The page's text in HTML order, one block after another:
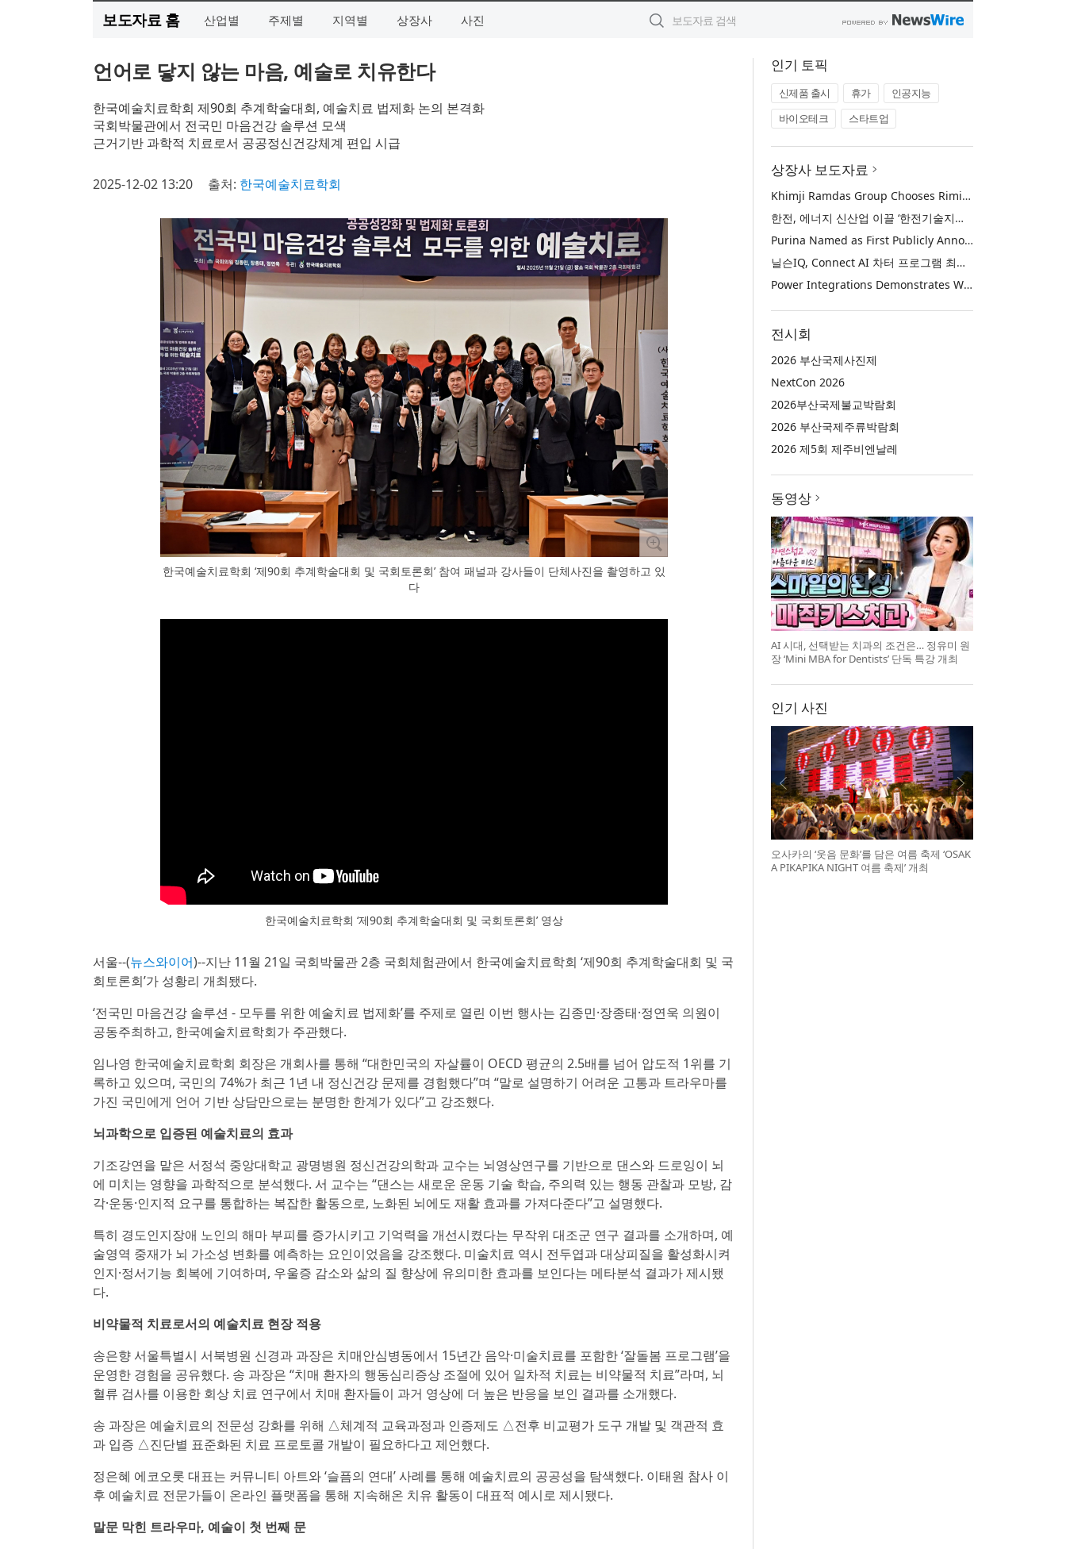
보도자료 홈 산업별 주제별 지역별 상장사 사진
언어로 닿지 않는 마음, 예술로 치유한다
한국예술치료학회 제90회 추계학술대회, 예술치료 법제화 논의 본격화
국회박물관에서 전국민 마음건강 솔루션 모색
근거기반 과학적 치료로서 공공정신건강체계 편입 시급
2025-12-02 13:20 출처: 한국예술치료학회
한국예술치료학회 ‘제90회 추계학술대회 및 국회토론회’ 참여 패널과 강사들이 단체사진을 촬영하고 있
다
한국예술치료학회 ‘제90회 추계학술대회 및 국회토론회’ 영상
서울--(뉴스와이어)--지난 11월 21일 국회박물관 2층 국회체험관에서 한국예술치료학회 ‘제90회 추계학술대회 및 국
회토론회’가 성황리 개최됐다.
‘전국민 마음건강 솔루션 - 모두를 위한 예술치료 법제화’를 주제로 열린 이번 행사는 김종민·장종태·정연욱 의원이
공동주최하고, 한국예술치료학회가 주관했다.
임나영 한국예술치료학회 회장은 개회사를 통해 “대한민국의 자살률이 OECD 평균의 2.5배를 넘어 압도적 1위를 기
록하고 있으며, 국민의 74%가 최근 1년 내 정신건강 문제를 경험했다”며 “말로 설명하기 어려운 고통과 트라우마를
가진 국민에게 언어 기반 상담만으로는 분명한 한계가 있다”고 강조했다.
뇌과학으로 입증된 예술치료의 효과
기조강연을 맡은 서정석 중앙대학교 광명병원 정신건강의학과 교수는 뇌영상연구를 기반으로 댄스와 드로잉이 뇌
에 미치는 영향을 과학적으로 분석했다. 서 교수는 “댄스는 새로운 운동 기술 학습, 주의력 있는 행동 관찰과 모방, 감
각·운동·인지적 요구를 통합하는 복잡한 활동으로, 노화된 뇌에도 재활 효과를 가져다준다”고 설명했다.
특히 경도인지장애 노인의 해마 부피를 증가시키고 기억력을 개선시켰다는 무작위 대조군 연구 결과를 소개하며, 예
술영역 중재가 뇌 가소성 변화를 예측하는 요인이었음을 강조했다. 미술치료 역시 전두엽과 대상피질을 활성화시켜
인지·정서기능 회복에 기여하며, 우울증 감소와 삶의 질 향상에 유의미한 효과를 보인다는 메타분석 결과가 제시됐
다.
비약물적 치료로서의 예술치료 현장 적용
송은향 서울특별시 서북병원 신경과 과장은 치매안심병동에서 15년간 음악·미술치료를 포함한 ‘잘돌봄 프로그램’을
운영한 경험을 공유했다. 송 과장은 “치매 환자의 행동심리증상 조절에 있어 일차적 치료는 비약물적 치료”라며, 뇌
혈류 검사를 이용한 회상 치료 연구에서 치매 환자들이 과거 영상에 더 높은 반응을 보인 결과를 소개했다.
송 과장은 예술치료의 전문성 강화를 위해 △체계적 교육과정과 인증제도 △전후 비교평가 도구 개발 및 객관적 효
과 입증 △진단별 표준화된 치료 프로토콜 개발이 필요하다고 제언했다.
정은혜 에코오롯 대표는 커뮤니티 아트와 ‘슬픔의 연대’ 사례를 통해 예술치료의 공공성을 탐색했다. 이태원 참사 이
후 예술치료 전문가들이 온라인 플랫폼을 통해 지속해온 치유 활동이 대표적 예시로 제시됐다.
말문 막힌 트라우마, 예술이 첫 번째 문
인기 토픽
신제품 출시 휴가
인공지능
바이오테크
스타트업
상장사 보도자료
Khimji Ramdas Group Chooses Rimini Street to Reduce SAP Support Costs, Protect 700+ Customizations and Reinvest Savings in Innovation
한전, 에너지 신산업 이끌 ‘한전기술지주’ 공식 출범
Purina Named as First Publicly Announced NIQ ConnectAI Charter Client
닐슨IQ, Connect AI 차터 프로그램 최초 고객사 ‘퓨리나’ 선정
Power Integrations Demonstrates World’s First 2200 V GaN Technology for Next-Era High-Voltage Power Systems
전시회
2026 부산국제사진제
NextCon 2026
2026부산국제불교박람회
2026 부산국제주류박람회
2026 제5회 제주비엔날레
동영상
AI 시대, 선택받는 치과의 조건은… 정유미 원
장 ‘Mini MBA for Dentists’ 단독 특강 개최
인기 사진
오사카의 ‘웃음 문화’를 담은 여름 축제 ‘OSAK
A PIKAPIKA NIGHT 여름 축제’ 개최